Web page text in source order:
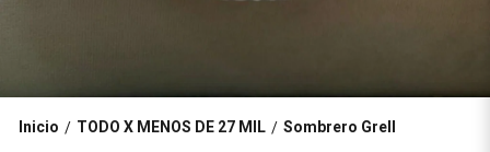
Inicio / TODO X MENOS DE 27 MIL / Sombrero Grell